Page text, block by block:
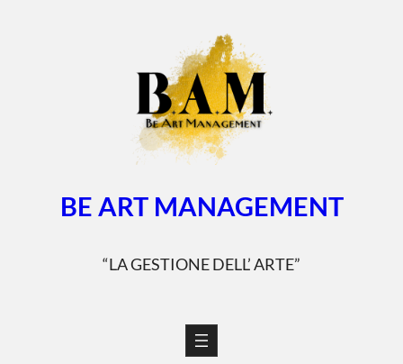
BE ART MANAGEMENT
“LA GESTIONE DELL’ ARTE”